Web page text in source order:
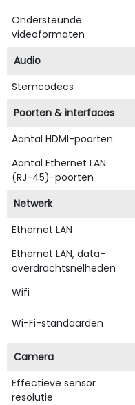
Ondersteunde
videoformaten
Audio
Stemcodecs
Poorten & interfaces
Aantal HDMI-poorten
Aantal Ethernet LAN
(RJ-45)-poorten
Netwerk
Ethernet LAN
Ethernet LAN, data-
overdrachtsnelheden
Wifi
Wi-Fi-standaarden
Camera
Effectieve sensor
resolutie